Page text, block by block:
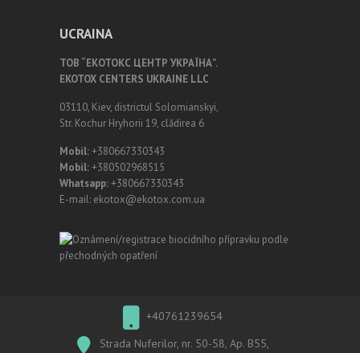
UCRAINA
ТОВ “ЕКОТОКС ЦЕНТР УКРАЇНА”.
EKOTOX CENTERS UKRAINE LLC
03110, Kiev, districtul Solomianskyi,
Str. Kochur Hryhorii 19, clădirea 6
Mobil:+380667330343
Mobil:+380502968515
Whatsapp:+380667330343
E-mail: ekotox@ekotox.com.ua
+40761239654
Strada Nuferilor, nr. 50-58, Ap. B55,